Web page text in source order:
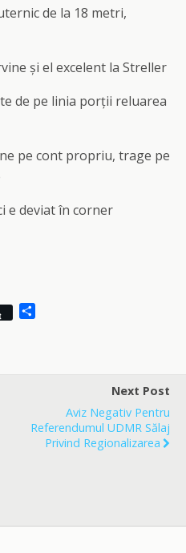
de la 18 metri,
și el excelent la Streller
de pe linia porții reluarea
pe cont propriu, trage pe
e deviat în corner
e
Next Post
Aviz Negativ Pentru
Referendumul UDMR Sălaj
Privind Regionalizarea